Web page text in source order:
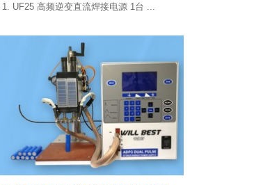
1. UF25 高频逆变直流焊接电源 1台 ...